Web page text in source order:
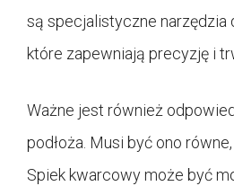
są specjalistyczne narzędzia
które zapewniają precyzję i
Ważne jest również
podłoża. Musi być ono
Spiek kwarcowy może być